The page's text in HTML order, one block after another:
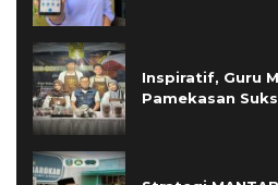
Inspiratif, Guru
Pamekasan